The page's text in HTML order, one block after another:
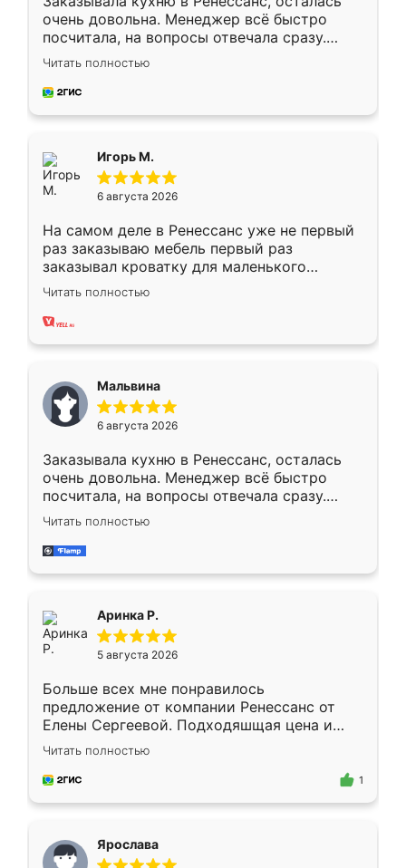
очень довольна. Менеджер всё быстро
посчитала, на вопросы отвечала сразу.
Замерщик приехал в субботу, подошёл к
делу со всей ответственностью. Собрали
за день, ребята работали аккуратно, даже
Читать полностью
Игорь М.
6 августа 2026
На самом деле в Ренессанс уже не первый
раз заказываю мебель первый раз
заказывал кроватку для маленького
ребёнка при его рождении ,во второй раз
заказал шкаф-купе. По качеству очень
хорошее сборка достаточно быстрая,
меньше, здесь же он более разнообразный.
Мне нравится ,если что-то потребуется из
мебели буду заказывать только здесь.
Читать полностью
Мальвина
6 августа 2026
Заказывала кухню в Ренессанс, осталась
очень довольна. Менеджер всё быстро
посчитала, на вопросы отвечала сразу.
Замерщик приехал в субботу, подошёл к
делу со всей ответственностью. Собрали
за день, ребята работали аккуратно, даже
Читать полностью
Аринка Р.
5 августа 2026
Больше всех мне понравилось
предложение от компании Ренессанс от
Елены Сергеевой. Подходяшщая цена и
короткие сроки изготовления. Приехавший
для замера сотрудник Владислав
предложил по моему эскизу самый
Читать полностью
1
Ярослава